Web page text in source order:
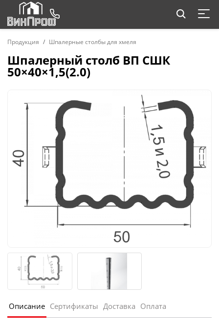
Продукция Шпалерные столбы для хмеля
Шпалерный столб ВП СШК
50×40×1,5(2.0)
Описание Сертификаты Доставка Оплата